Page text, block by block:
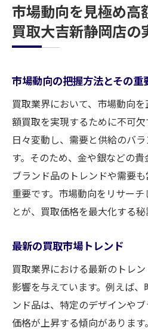
市場動向を見極め高
買取大吉新静岡店の
市場動向の把握方法とその重
買取業界において、市場動向
額買取を実現するために不可
日々変動し、需要と供給のバ
す。そのため、金や銀などの貴
ブランド品のトレンドや需要
重要です。市場動向をリサー
とが、買取価格を最大化する秘
最新の買取市場トレンド
買取業界における最新のトレ
影響を与えています。例えば
ンド品は、特定のデザインや
価格が上昇する傾向がありま